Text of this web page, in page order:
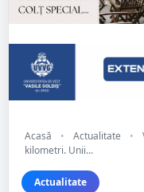
Acasă • Actualitate •
kilometri. Unii...
Actualitate